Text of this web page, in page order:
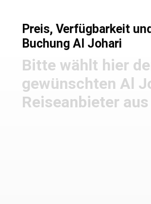
Preis, Verfügbarkeit und
Buchung Al Johari
Bitte wählt hier
gewünschten Al
Reiseanbieter aus